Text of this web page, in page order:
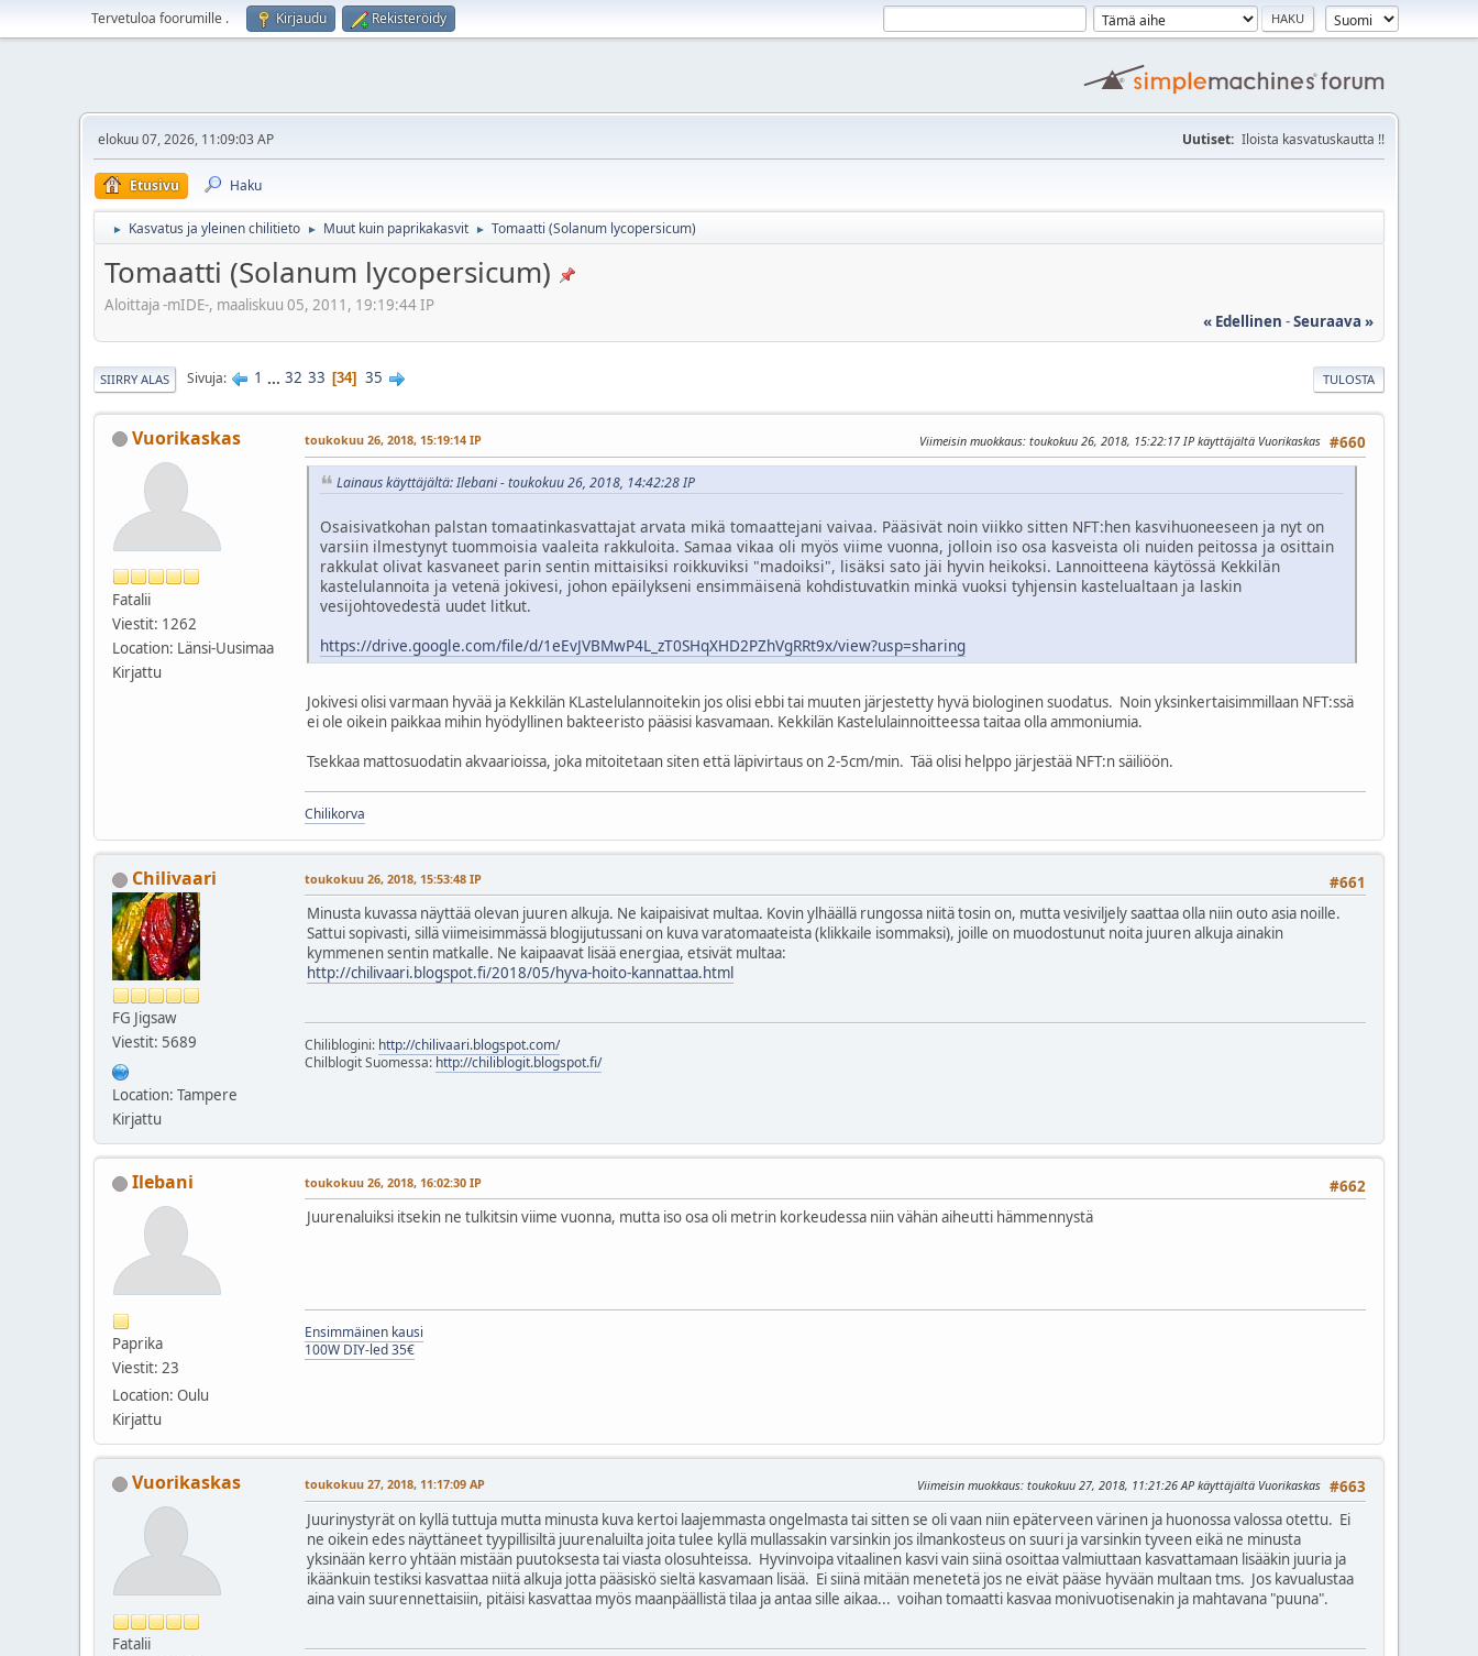
Tervetuloa foorumille . Kirjaudu Rekisteröidy
elokuu 07, 2026, 11:09:03 AP Uutiset: Iloista kasvatuskautta !!
Etusivu Haku
► Kasvatus ja yleinen chilitieto ► Muut kuin paprikakasvit ► Tomaatti (Solanum lycopersicum)
Tomaatti (Solanum lycopersicum)
Aloittaja -mIDE-, maaliskuu 05, 2011, 19:19:44 IP
« Edellinen -Seuraava »
TULOSTA
SIIRRY ALAS Sivuja 1 ... 32 33 34 35
Vuorikaskas
Fatalii
Viestit: 1262
Location: Länsi-Uusimaa
Kirjattu
#660
toukokuu 26, 2018, 15:19:14 IP Viimeisin muokkaus: toukokuu 26, 2018, 15:22:17 IP käyttäjältä Vuorikaskas
Lainaus käyttäjältä: Ilebani - toukokuu 26, 2018, 14:42:28 IP
Osaisivatkohan palstan tomaatinkasvattajat arvata mikä tomaattejani vaivaa. Pääsivät noin viikko sitten NFT:hen kasvihuoneeseen ja nyt on
varsiin ilmestynyt tuommoisia vaaleita rakkuloita. Samaa vikaa oli myös viime vuonna, jolloin iso osa kasveista oli nuiden peitossa ja osittain
rakkulat olivat kasvaneet parin sentin mittaisiksi roikkuviksi "madoiksi", lisäksi sato jäi hyvin heikoksi. Lannoitteena käytössä Kekkilän
kastelulannoita ja vetenä jokivesi, johon epäilykseni ensimmäisenä kohdistuvatkin minkä vuoksi tyhjensin kastelualtaan ja laskin
vesijohtovedestä uudet litkut.
https://drive.google.com/file/d/1eEvJVBMwP4L_zT0SHqXHD2PZhVgRRt9x/view?usp=sharing
Jokivesi olisi varmaan hyvää ja Kekkilän KLastelulannoitekin jos olisi ebbi tai muuten järjestetty hyvä biologinen suodatus. Noin yksinkertaisimmillaan NFT:ssä
ei ole oikein paikkaa mihin hyödyllinen bakteeristo pääsisi kasvamaan. Kekkilän Kastelulainnoitteessa taitaa olla ammoniumia.
Tsekkaa mattosuodatin akvaarioissa, joka mitoitetaan siten että läpivirtaus on 2-5cm/min. Tää olisi helppo järjestää NFT:n säiliöön.
Chilikorva
Chilivaari
FG Jigsaw
Viestit: 5689
Location: Tampere
Kirjattu
#661
toukokuu 26, 2018, 15:53:48 IP
Minusta kuvassa näyttää olevan juuren alkuja. Ne kaipaisivat multaa. Kovin ylhäällä rungossa niitä tosin on, mutta vesiviljely saattaa olla niin outo asia noille.
Sattui sopivasti, sillä viimeisimmässä blogijutussani on kuva varatomaateista (klikkaile isommaksi), joille on muodostunut noita juuren alkuja ainakin
kymmenen sentin matkalle. Ne kaipaavat lisää energiaa, etsivät multaa:
http://chilivaari.blogspot.fi/2018/05/hyva-hoito-kannattaa.html
Chiliblogini: http://chilivaari.blogspot.com/
Chilblogit Suomessa: http://chiliblogit.blogspot.fi/
Ilebani
Paprika
Viestit: 23
Location: Oulu
Kirjattu
#662
toukokuu 26, 2018, 16:02:30 IP
Juurenaluiksi itsekin ne tulkitsin viime vuonna, mutta iso osa oli metrin korkeudessa niin vähän aiheutti hämmennystä
Ensimmäinen kausi
100W DIY-led 35€
Vuorikaskas
Fatalii
#663
toukokuu 27, 2018, 11:17:09 AP Viimeisin muokkaus: toukokuu 27, 2018, 11:21:26 AP käyttäjältä Vuorikaskas
Juurinystyrät on kyllä tuttuja mutta minusta kuva kertoi laajemmasta ongelmasta tai sitten se oli vaan niin epäterveen värinen ja huonossa valossa otettu. Ei
ne oikein edes näyttäneet tyypillisiltä juurenaluilta joita tulee kyllä mullassakin varsinkin jos ilmankosteus on suuri ja varsinkin tyveen eikä ne minusta
yksinään kerro yhtään mistään puutoksesta tai viasta olosuhteissa. Hyvinvoipa vitaalinen kasvi vain siinä osoittaa valmiuttaan kasvattamaan lisääkin juuria ja
ikäänkuin testiksi kasvattaa niitä alkuja jotta pääsiskö sieltä kasvamaan lisää. Ei siinä mitään menetetä jos ne eivät pääse hyvään multaan tms. Jos kavualustaa
aina vain suurennettaisiin, pitäisi kasvattaa myös maanpäällistä tilaa ja antaa sille aikaa... voihan tomaatti kasvaa monivuotisenakin ja mahtavana "puuna".